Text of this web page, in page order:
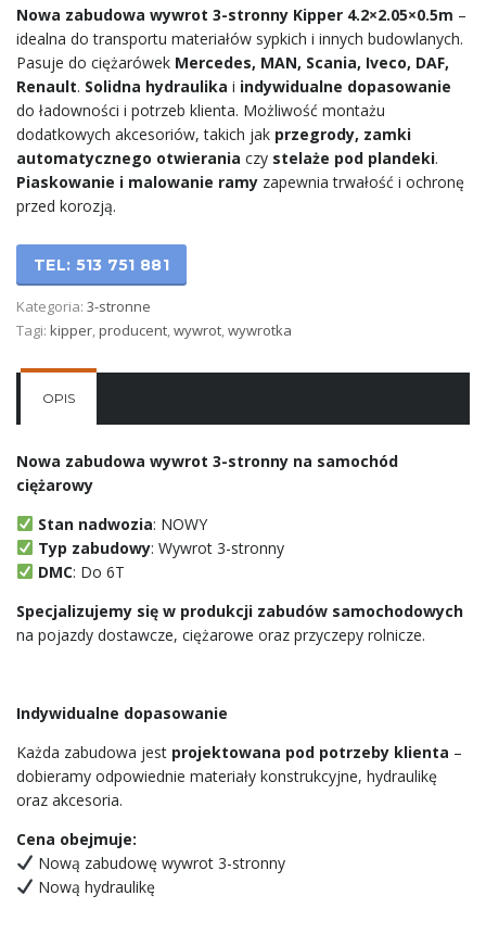
Nowa zabudowa wywrot 3-stronny Kipper 4.2×2.05×0.5m –
idealna do transportu materiałów sypkich i innych budowlanych.
Pasuje do ciężarówek Mercedes, MAN, Scania, Iveco, DAF,
Renault. Solidna hydraulika i indywidualne dopasowanie
do ładowności i potrzeb klienta. Możliwość montażu
dodatkowych akcesoriów, takich jak przegrody, zamki
automatycznego otwierania czy stelaże pod plandeki.
Piaskowanie i malowanie ramy zapewnia trwałość i ochronę
przed korozją.
TEL: 513 751 881
Kategoria: 3-stronne
Tagi: kipper,producent,wywrot,wywrotka
OPIS
Nowa zabudowa wywrot 3-stronny na samochód
ciężarowy
Stan nadwozia: NOWY
Typ zabudowy: Wywrot 3-stronny
DMC: Do 6T
Specjalizujemy się w produkcji zabudów samochodowych
na pojazdy dostawcze, ciężarowe oraz przyczepy rolnicze.
Indywidualne dopasowanie
Każda zabudowa jest projektowana pod potrzeby klienta –
dobieramy odpowiednie materiały konstrukcyjne, hydraulikę
oraz akcesoria.
Cena obejmuje:
Nową zabudowę wywrot 3-stronny
Nową hydraulikę